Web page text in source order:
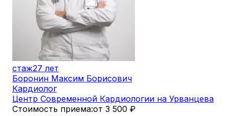
стаж27 лет
Боронин Максим Борисович
Кардиолог
Центр Современной Кардиологии на Урванцева
Стоимость приема:от 3 500 ₽